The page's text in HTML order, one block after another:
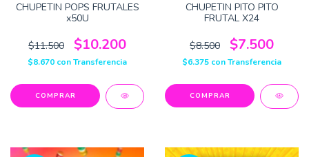
CHUPETIN POPS FRUTALES
x50U
$11.500 $10.200
$8.670 conTransferencia
CHUPETIN PITO PITO
FRUTAL X24
$8.500 $7.500
$6.375 conTransferencia